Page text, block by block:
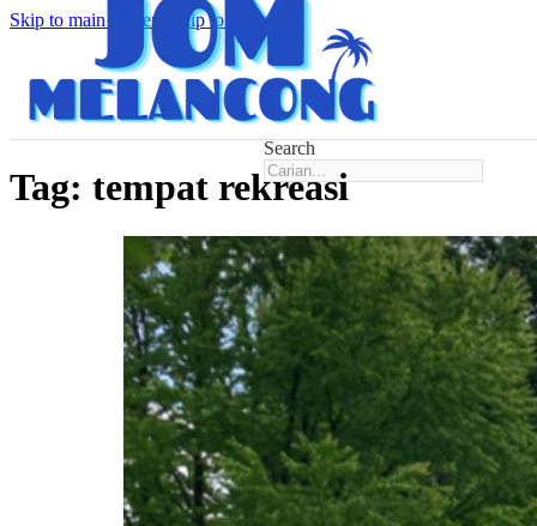
Skip to main content Skip to footer
Search
Tag: tempat rekreasi